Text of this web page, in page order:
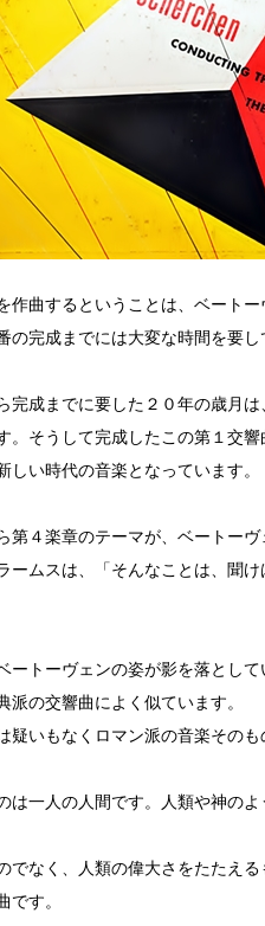
作曲するということは、ベート
の完成までには大変な時間を要し
完成までに要した２０年の歳月
。そうして完成したこの第１交
しい時代の音楽となっています。
第４楽章のテーマが、ベートー
ームスは、「そんなことは、聞
ートーヴェンの姿が影を落とし
派の交響曲によく似ています。
疑いもなくロマン派の音楽そのも
は一人の人間です。人類や神の
でなく、人類の偉大さをたたえ
です。